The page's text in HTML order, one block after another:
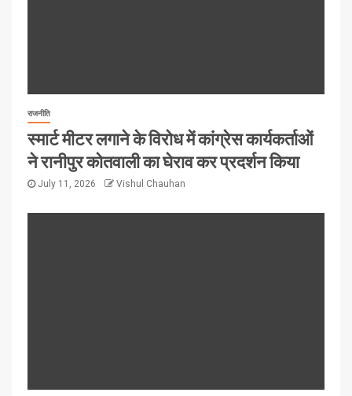
राजनीति
स्मार्ट मीटर लगाने के विरोध में कांग्रेस कार्यकर्ताओं
ने रानीपुर कोतवाली का घेराव कर प्रदर्शन किया
July 11, 2026 Vishul Chauhan